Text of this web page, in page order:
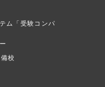
ム「受験コンパ
校